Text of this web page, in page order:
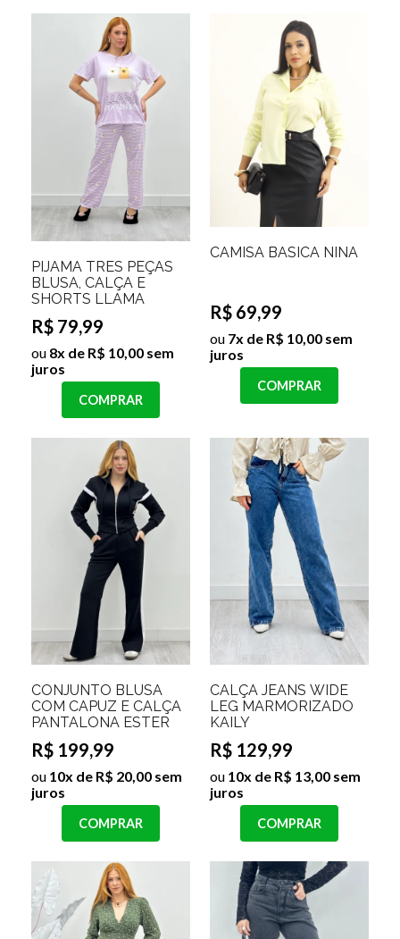
PIJAMA TRES PEÇAS
BLUSA, CALÇA E
SHORTS LLAMA
R$ 79,99
ou 8x de R$ 10,00 sem
juros
COMPRAR
CAMISA BASICA NINA
R$ 69,99
ou 7x de R$ 10,00 sem
juros
COMPRAR
CONJUNTO BLUSA
COM CAPUZ E CALÇA
PANTALONA ESTER
R$ 199,99
ou 10x de R$ 20,00 sem
juros
COMPRAR
CALÇA JEANS WIDE
LEG MARMORIZADO
KAILY
R$ 129,99
ou 10x de R$ 13,00 sem
juros
COMPRAR